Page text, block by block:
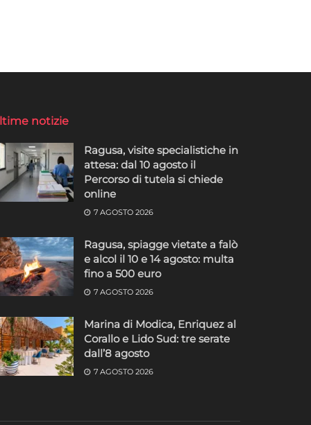
notizie
Ragusa, visite specialistiche in
attesa: dal 10 agosto il
Percorso di tutela si chiede
online
7 AGOSTO 2026
Ragusa, spiagge vietate a falò
e alcol il 10 e 14 agosto: multa
fino a 500 euro
7 AGOSTO 2026
Marina di Modica, Enriquez al
Corallo e Lido Sud: tre serate
dall’8 agosto
7 AGOSTO 2026